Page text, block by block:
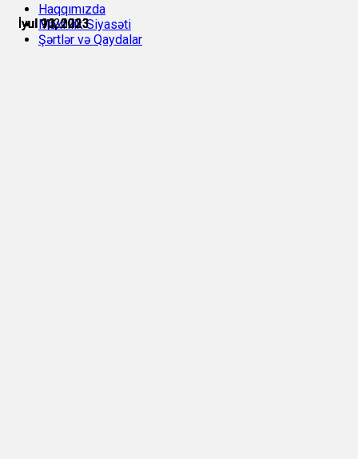
İyul 9, 2023
İyul 10, 2023
İyul 10, 2023
İyul 11, 2023
İyul 11, 2023
İyul 11, 2023
Haqqımızda
Məxfilik Siyasəti
Şərtlər və Qaydalar